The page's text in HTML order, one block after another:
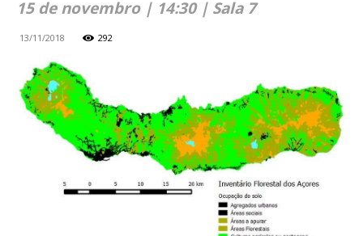
15 de novembro | 14:30 | Sala 7
13/11/2018 292